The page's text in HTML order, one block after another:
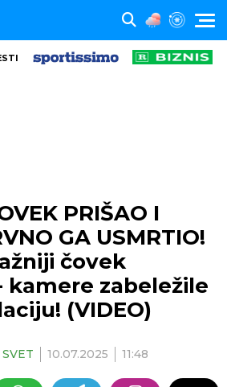
PRIŠAO I
GA USMRTIO!
čovek
kamere zabeležile
(VIDEO)
SVET 10.07.2025 11:48